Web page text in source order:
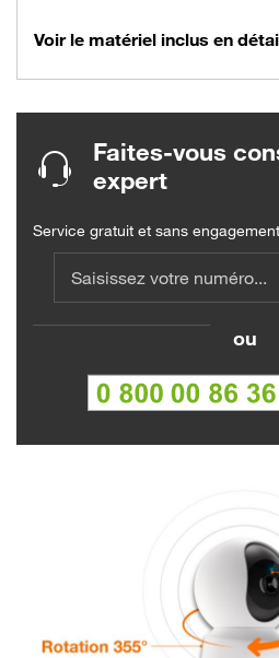
Voir le matériel inclus en
Faites-vous
expert
Service gratuit et sans engagement
Saisissez votre numéro...
ou